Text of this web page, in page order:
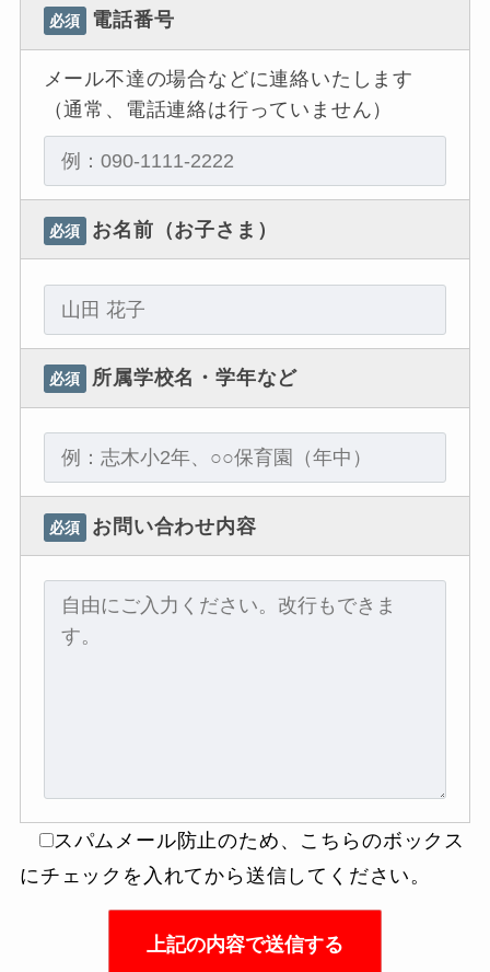
必須 電話番号
メール不達の場合などに連絡いたします
（通常、電話連絡は行っていません）
必須 お名前（お子さま）
必須 所属学校名・学年など
必須 お問い合わせ内容
スパムメール防止のため、こちらのボックス
にチェックを入れてから送信してください。